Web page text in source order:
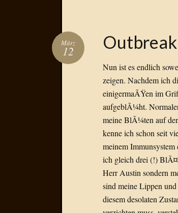
Outbreak
März
12
Nun ist es endlich
zeigen. Nachdem ich
einigermaÃŸen im
aufgeblÃ¼ht.
meine BlÃ¼ten auf
kenne ich schon seit
meinem Immunsystem
ich gleich drei (!)
Herr Austin sondern
sind meine Lippen
diesem desolaten